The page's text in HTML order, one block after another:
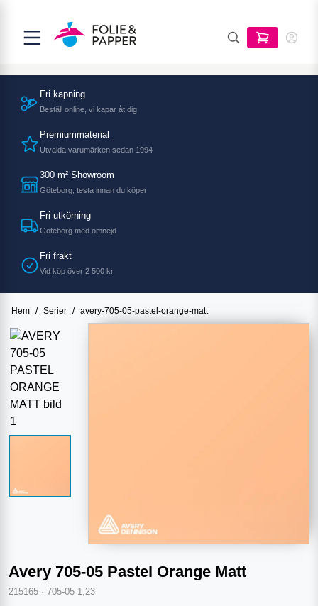
Fri kapning
Beställ online, vi kapar åt dig
Premiummaterial
Utvalda varumärken sedan 1994
300 m² Showroom
Göteborg, testa innan du köper
Fri utkörning
Göteborg med omnejd
Fri frakt
Vid köp över 2 500 kr
Hem / Serier / avery-705-05-pastel-orange-matt
Avery 705-05 Pastel Orange Matt
215165 · 705-05 1,23